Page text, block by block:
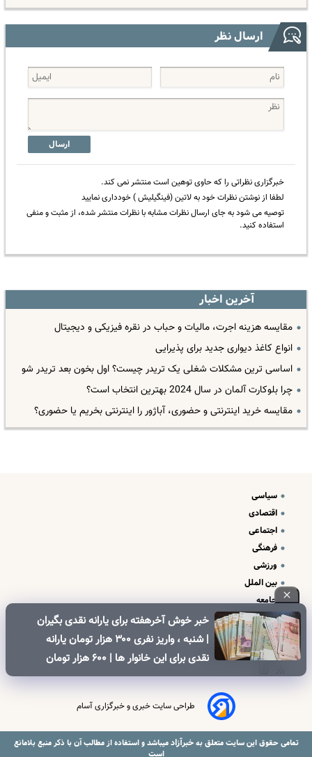
ارسال نظر
ارسال
خبرگزاری نظراتی را که حاوی توهین است منتشر نمی کند.
لطفا از نوشتن نظرات خود به لاتین (فینگیلیش ) خودداری نمایید
توصیه می شود به جای ارسال نظرات مشابه با نظرات منتشر شده، از مثبت و منفی
استفاده کنید.
آخرین اخبار
مقایسه هزینه اجرت، مالیات و حباب در نقره فیزیکی و دیجیتال
انواع کاغذ دیواری جدید برای پذیرایی
اساسی ترین مشکلات شغلی یک تریدر چیست؟ اول بخون بعد تریدر شو
چرا بلوکارت آلمان در سال 2024 بهترین انتخاب است؟
مقایسه خرید اینترنتی و حضوری، آباژور را اینترنتی بخریم یا حضوری؟
خبر خوش آخرهفته برای یارانه نقدی بگیران
| شنبه ، واریز نفری ۳۰۰ هزار تومان یارانه
نقدی برای این خانوار ها | ۶۰۰ هزار تومان
کالابرگ برای خانوارهای دارای فرزند
سیاسی
اقتصادی
اجتماعی
فرهنگی
ورزشی
بین الملل
جامعه
علم و فناوری
درباره ما
تبلیغات و تماس با ما
طراحی سایت خبری و خبرگزاری آسام
تمامی حقوق این سایت متعلق بهخبرآزادمیباشد و استفاده از مطالب آن با ذکر منبع بلامانع
است